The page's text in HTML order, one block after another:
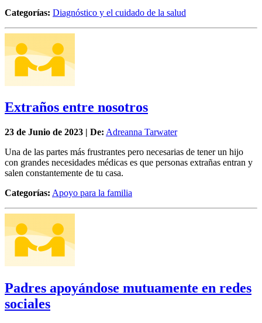
Categorías: Diagnóstico y el cuidado de la salud
Extraños entre nosotros
23 de Junio de 2023 | De: Adreanna Tarwater
Una de las partes más frustrantes pero necesarias de tener un hijo
con grandes necesidades médicas es que personas extrañas entran y
salen constantemente de tu casa.
Categorías: Apoyo para la familia
Padres apoyándose mutuamente en redes
sociales